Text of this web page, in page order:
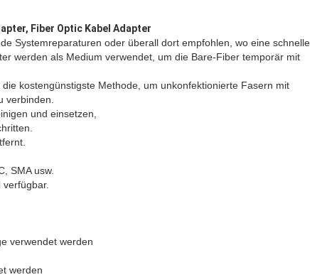
Fiber Optic Kabel Adapter
Systemreparaturen oder überall dort empfohlen, wo eine schnelle
werden als Medium verwendet, um die Bare-Fiber temporär mit
kostengünstigste Methode, um unkonfektionierte Fasern mit
verbinden.
und einsetzen,
SMA usw.
verwendet werden
werden